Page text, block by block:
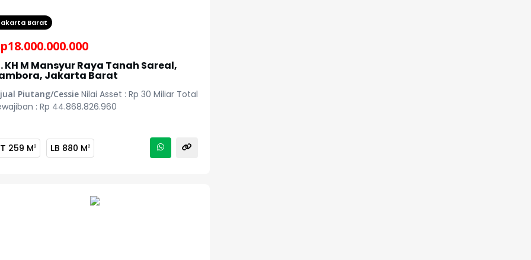
Barat
18.000.000.000
KH M Mansyur Raya Tanah Sareal,
Jakarta Barat
Piutang/CessieNilai Asset : Rp 30 Miliar Total
: Rp 44.868.826.960
259 M2 LB 880 M2